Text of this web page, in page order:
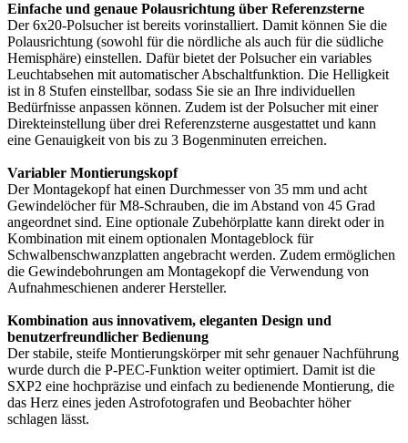
Einfache und genaue Polausrichtung über Referenzsterne
Der 6x20-Polsucher ist bereits vorinstalliert. Damit können Sie die
Polausrichtung (sowohl für die nördliche als auch für die südliche
Hemisphäre) einstellen. Dafür bietet der Polsucher ein variables
Leuchtabsehen mit automatischer Abschaltfunktion. Die Helligkeit
ist in 8 Stufen einstellbar, sodass Sie sie an Ihre individuellen
Bedürfnisse anpassen können. Zudem ist der Polsucher mit einer
Direkteinstellung über drei Referenzsterne ausgestattet und kann
eine Genauigkeit von bis zu 3 Bogenminuten erreichen.
Variabler Montierungskopf
Der Montagekopf hat einen Durchmesser von 35 mm und acht
Gewindelöcher für M8-Schrauben, die im Abstand von 45 Grad
angeordnet sind. Eine optionale Zubehörplatte kann direkt oder in
Kombination mit einem optionalen Montageblock für
Schwalbenschwanzplatten angebracht werden. Zudem ermöglichen
die Gewindebohrungen am Montagekopf die Verwendung von
Aufnahmeschienen anderer Hersteller.
Kombination aus innovativem, eleganten Design und
benutzerfreundlicher Bedienung
Der stabile, steife Montierungskörper mit sehr genauer Nachführung
wurde durch die P-PEC-Funktion weiter optimiert. Damit ist die
SXP2 eine hochpräzise und einfach zu bedienende Montierung, die
das Herz eines jeden Astrofotografen und Beobachter höher
schlagen lässt.